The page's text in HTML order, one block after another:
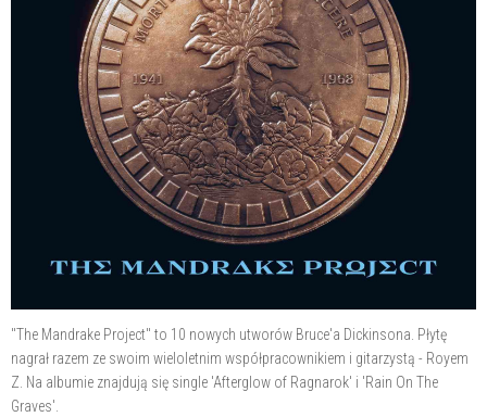
"The Mandrake Project" to 10 nowych utworów Bruce'a Dickinsona. Płytę
nagrał razem ze swoim wieloletnim współpracownikiem i gitarzystą - Royem
Z. Na albumie znajdują się single 'Afterglow of Ragnarok' i 'Rain On The
Graves'.